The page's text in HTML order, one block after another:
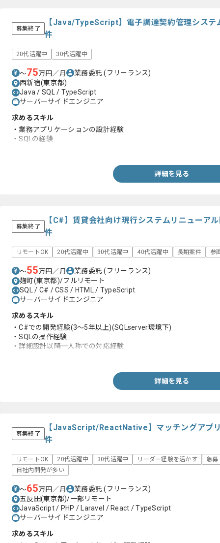
募集終了
【Java/TypeScript】電子調達契約管理システ
件
20代活躍中 30代活躍中
〜75万円／月 業務委託(フリーランス)
西新宿(東京都)
Java / SQL / TypeScript
サーバーサイドエンジニア
求めるスキル
・業務アプリケーションの設計経験
・SQLの経験
詳細を見る
募集終了
【C#】賃貸会社向け現行システムリニューア
件
リモートOK 20代活躍中 30代活躍中 40代活躍中 長期案件 参
〜55万円／月 業務委託(フリーランス)
麹町(東京都)/フルリモート
SQL / C# / CSS / HTML / TypeScript
サーバーサイドエンジニア
求めるスキル
・C#での開発経験(3～5年以上)(SQLserver環境下)
・SQLの操作経験
・詳細設計以降一人称での対応経験
詳細を見る
募集終了
【JavaScript/ReactNative】マッチングアプ
件
リモートOK 20代活躍中 30代活躍中 リーダー経験を活かす
急募
自社内開発が多い
〜65万円／月 業務委託(フリーランス)
五反田(東京都)/一部リモート
JavaScript / PHP / Laravel / React / TypeScript
サーバーサイドエンジニア
求めるスキル